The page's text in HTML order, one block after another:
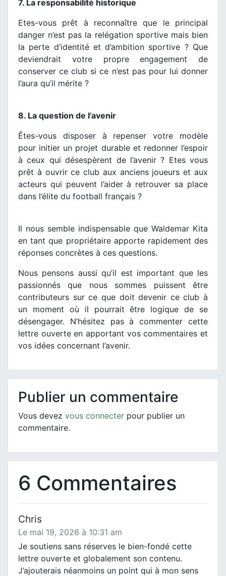
7. La responsabilité historique
Etes-vous prêt à reconnaître que le principal
danger n’est pas la relégation sportive mais bien
la perte d’identité et d’ambition sportive ? Que
deviendrait votre propre engagement de
conserver ce club si ce n’est pas pour lui donner
l’aura qu’il mérite ?
8. La question de l’avenir
Êtes-vous disposer à repenser votre modèle
pour initier un projet durable et redonner l’espoir
à ceux qui désespèrent de l’avenir ? Etes vous
prêt à ouvrir ce club aux anciens joueurs et aux
acteurs qui peuvent l’aider à retrouver sa place
dans l’élite du football français ?
Il nous semble indispensable que Waldemar Kita
en tant que propriétaire apporte rapidement des
réponses concrètes à ces questions.
Nous pensons aussi qu’il est important que les
passionnés que nous sommes puissent être
contributeurs sur ce que doit devenir ce club à
un moment où il pourrait être logique de se
désengager. N’hésitez pas à commenter cette
lettre ouverte en apportant vos commentaires et
vos idées concernant l’avenir.
Publier un commentaire
Vous devez vous connecter pour publier un
commentaire.
6 Commentaires
Chris
Le mai 19, 2026 à 10:31 am
Je soutiens sans réserves le bien-fondé cette
lettre ouverte et globalement son contenu.
J’ajouterais néanmoins un point qui à mon sens